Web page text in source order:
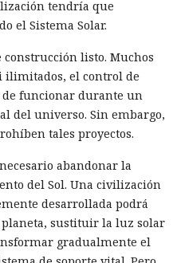
tendría que
el Sistema Solar.
listo. Muchos
ilimitados, el control de
de funcionar durante un
del universo. Sin embargo,
tales proyectos.
abandonar la
del Sol. Una civilización
desarrollada podrá
sustituir la luz solar
gradualmente el